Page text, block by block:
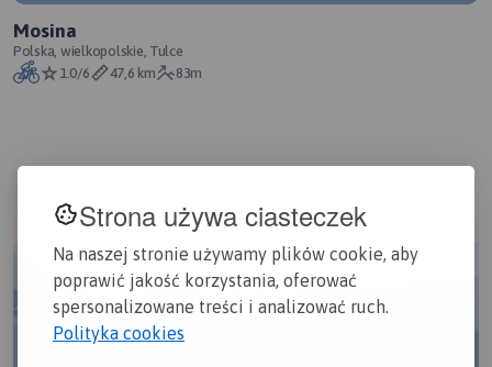
Strona używa ciasteczek
Na naszej stronie używamy plików cookie, aby
poprawić jakość korzystania, oferować
spersonalizowane treści i analizować ruch.
Polityka cookies
Mosina
Polska, wielkopolskie, Tulce
1.0/6
47,6 km 83m